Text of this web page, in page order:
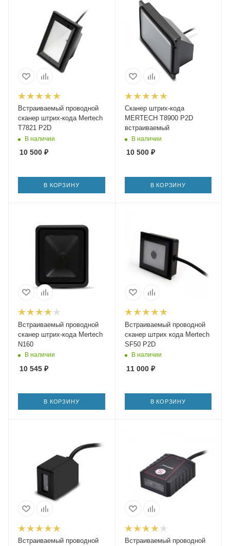
Встраиваемый проводной
сканер штрих-кода Mertech
T7821 P2D
В наличии
10 500 ₽
В КОРЗИНУ
Сканер штрих-кода
MERTECH T8900 P2D
встраиваемый
В наличии
10 500₽
В КОРЗИНУ
Встраиваемый проводной
сканер штрих-кода Mertech
N160
В наличии
10 545 ₽
В КОРЗИНУ
Встраиваемый проводной
сканер штрих кода Mertech
SF50 P2D
В наличии
11 000₽
В КОРЗИНУ
Встраиваемый проводной
Встраиваемый проводной